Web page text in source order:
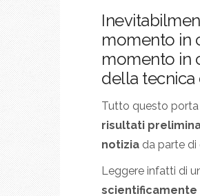
momento in
momento in
della tecnica
Tutto questo porta
risultati
notizia da parte
Leggere infatti di